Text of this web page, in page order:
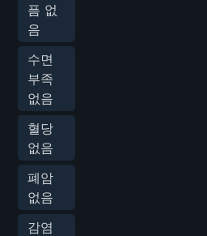
픔 없
음
수면
부족
없음
혈당
없음
폐암
없음
감염